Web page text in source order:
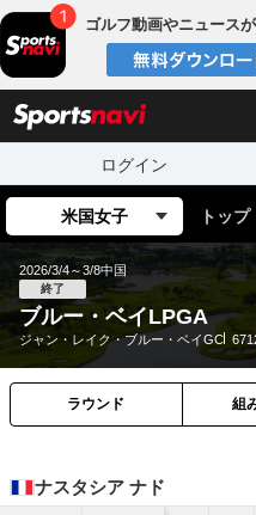
ゴルフ動画やニュース
ログイン
米国女子 トップ
2026/3/4～3/8中国
終了
ブルー・ベイLPGA
ジャン・レイク・ブルー・ベイGC
ラウンド 組
ナスタシア ナド